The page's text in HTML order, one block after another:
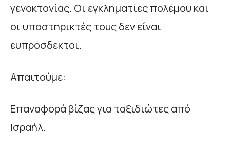
γενοκτονίας. Οι εγκληματίες πολέμου και
οι υποστηρικτές τους δεν είναι
ευπρόσδεκτοι.
Απαιτούμε:
Επαναφορά βίζας για ταξιδιώτες από
Ισραήλ.